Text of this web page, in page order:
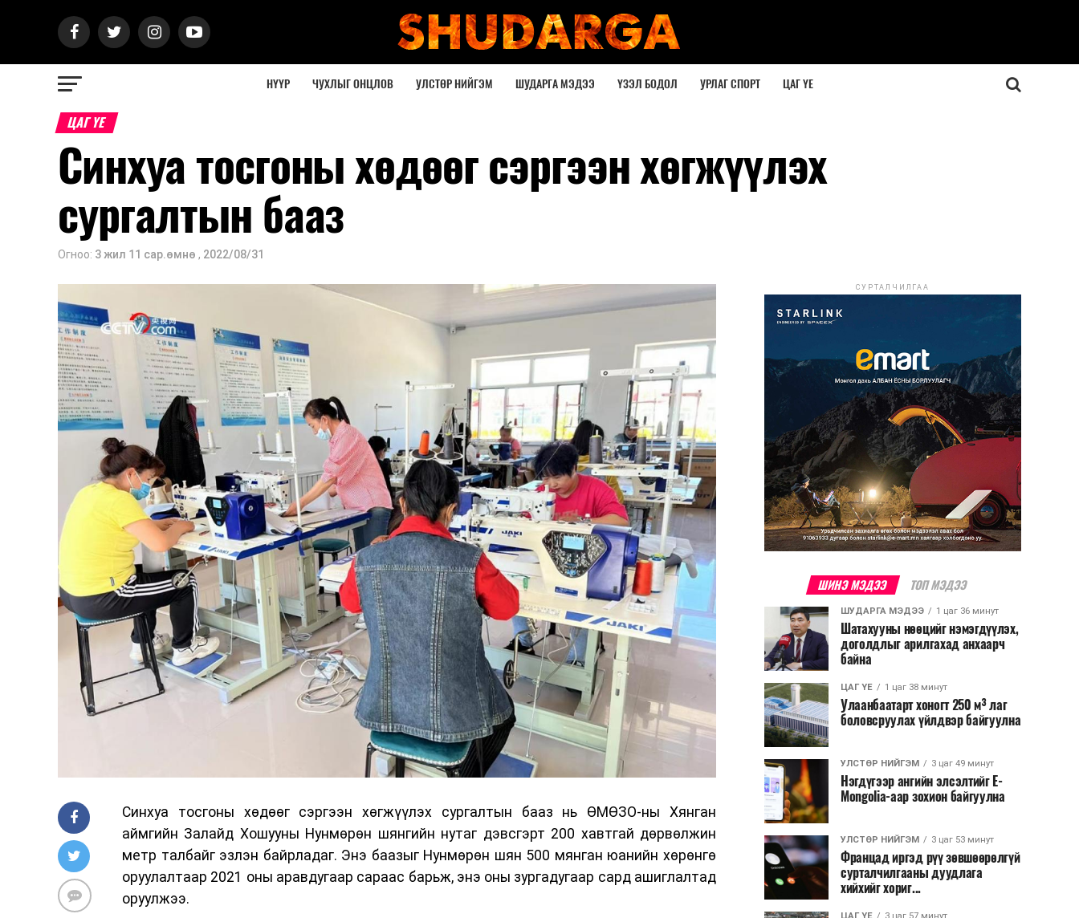
НҮҮР ЧУХЛЫГ ОНЦЛОВ УЛСТӨР НИЙГЭМ ШУДАРГА МЭДЭЭ ҮЗЭЛ БОДОЛ УРЛАГ СПОРТ ЦАГ ҮЕ
ЦАГ ҮЕ
Синхуа тосгоны хөдөөг сэргээн хөгжүүлэх
сургалтын бааз
Огноо: 3 жил 11 сар.өмнө , 2022/08/31
Синхуа тосгоны хөдөөг сэргээн хөгжүүлэх сургалтын бааз нь ӨМӨЗО-ны Хянган
аймгийн Залайд Хошууны Нунмөрөн шянгийн нутаг дэвсгэрт 200 хавтгай дөрвөлжин
метр талбайг эзлэн байрладаг. Энэ баазыг Нунмөрөн шян 500 мянган юанийн хөрөнгө
оруулалтаар 2021 оны аравдугаар сараас барьж, энэ оны зургадугаар сард ашиглалтад
оруулжээ.
СУРТАЛЧИЛГАА
ШИНЭ МЭДЭЭ ТОП МЭДЭЭ
ШУДАРГА МЭДЭЭ 1 цаг 36 минут
Шатахууны нөөцийг нэмэгдүүлэх,
доголдлыг арилгахад анхаарч
байна
ЦАГ ҮЕ 1 цаг 38 минут
Улаанбаатарт хоногт 250 м³ лаг
боловсруулах үйлдвэр байгуулна
УЛСТӨР НИЙГЭМ 3 цаг 49 минут
Нэгдүгээр ангийн элсэлтийг E-
Mongolia-аар зохион байгуулна
УЛСТӨР НИЙГЭМ 3 цаг 53 минут
Францад иргэд рүү зөвшөөрөлгүй
сурталчилгааны дуудлага
хийхийг хориг...